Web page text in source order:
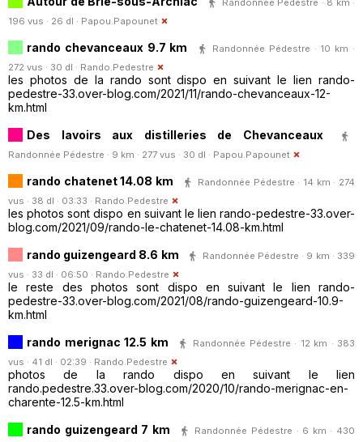
196 vus · 26 dl · Papou.Papounet
rando chevanceaux 9.7 km
Randonnée Pédestre · 10 km ·
272 vus · 30 dl · Rando.Pedestre
les photos de la rando sont dispo en suivant le lien rando-
pedestre-33.over-blog.com/2021/11/rando-chevanceaux-12-
km.html
Des lavoirs aux distilleries de Chevanceaux
Randonnée Pédestre · 9 km · 277 vus · 30 dl · Papou.Papounet
rando chatenet 14.08 km
Randonnée Pédestre · 14 km · 274
vus · 38 dl · 03:33 · Rando.Pedestre
les photos sont dispo en suivant le lien rando-pedestre-33.over-
blog.com/2021/09/rando-le-chatenet-14.08-km.html
rando guizengeard 8.6 km
Randonnée Pédestre · 9 km · 339
vus · 33 dl · 06:50 · Rando.Pedestre
le reste des photos sont dispo en suivant le lien rando-
pedestre-33.over-blog.com/2021/08/rando-guizengeard-10.9-
km.html
rando merignac 12.5 km
Randonnée Pédestre · 12 km · 383
vus · 41 dl · 02:39 · Rando.Pedestre
photos de la rando dispo en suivant le lien
rando.pedestre.33.over-blog.com/2020/10/rando-merignac-en-
charente-12.5-km.html
rando guizengeard 7 km
Randonnée Pédestre · 6 km · 430